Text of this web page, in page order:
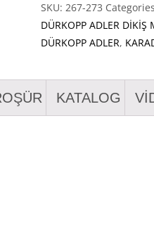
SKU: 267-273
DÜRKOPP ADLER DİKİŞ
DÜRKOPP ADLER,
KATALOG